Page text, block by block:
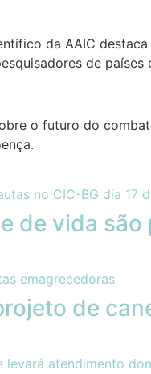
da AAIC
de
o futuro do
de vida
de